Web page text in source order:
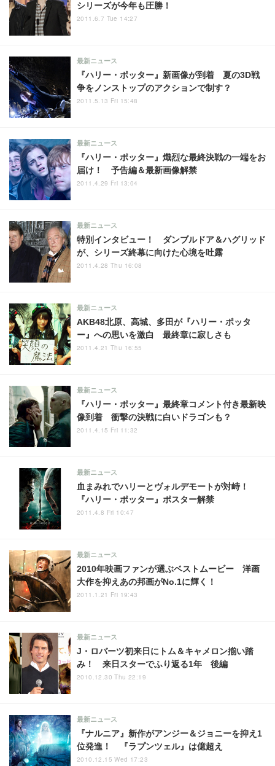
シリーズが今年も圧勝！
2011.6.7 Tue 14:27
『ハリー・ポッター』新画像が到着 夏の3D戦
争をノンストップのアクションで制す？
最新ニュース
2011.5.13 Fri 15:48
『ハリー・ポッター』熾烈な最終決戦の一端をお
届け！ 予告編＆最新画像解禁
最新ニュース
2011.4.29 Fri 13:04
特別インタビュー！ ダンブルドア＆ハグリッド
が、シリーズ終幕に向けた心境を吐露
最新ニュース
2011.4.28 Thu 16:08
AKB48北原、高城、多田が『ハリー・ポッタ
ー』への思いを激白 最終章に寂しさも
最新ニュース
2011.4.21 Thu 16:55
『ハリー・ポッター』最終章コメント付き最新映
像到着 衝撃の決戦に白いドラゴンも？
最新ニュース
2011.4.15 Fri 11:32
血まみれでハリーとヴォルデモートが対峙！
『ハリー・ポッター』ポスター解禁
最新ニュース
2011.4.8 Fri 10:47
2010年映画ファンが選ぶベストムービー 洋画
大作を抑えあの邦画がNo.1に輝く！
最新ニュース
2011.1.21 Fri 19:43
J・ロバーツ初来日にトム＆キャメロン揃い踏
み！ 来日スターでふり返る1年 後編
最新ニュース
2010.12.30 Thu 22:19
『ナルニア』新作がアンジー＆ジョニーを抑え1
位発進！ 『ラプンツェル』は億超え
最新ニュース
2010.12.15 Wed 17:23